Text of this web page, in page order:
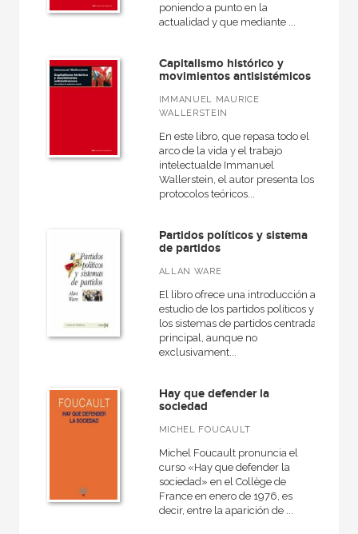
poniendo a punto en la
actualidad y que mediante ...
Capitalismo histórico y
movimientos antisistémicos
IMMANUEL MAURICE
WALLERSTEIN
En este libro, que repasa todo el
arco de la vida y el trabajo
intelectualde Immanuel
Wallerstein, el autor presenta los
protocolos teóricos...
Partidos políticos y sistema
de partidos
ALLAN WARE
El libro ofrece una introducción al
estudio de los partidos políticos y
los sistemas de partidos centrada
principal, aunque no
exclusivament...
Hay que defender la
sociedad
MICHEL FOUCAULT
Michel Foucault pronuncia el
curso «Hay que defender la
sociedad» en el Collège de
France en enero de 1976, es
decir, entre la aparición de ...